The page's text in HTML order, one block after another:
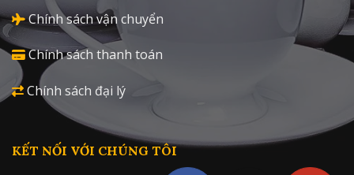
Chính sách vận chuyển
Chính sách thanh toán
Chính sách đại lý
KẾT NỐI VỚI CHÚNG TÔI